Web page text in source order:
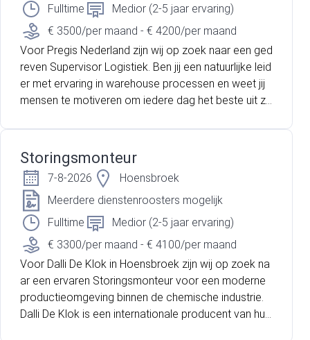
terecht in een betrokken team waar samenwerking
en verbetering hand in hand gaan.
Fulltime
Medior (2-5 jaar ervaring)
€ 3500/per maand - € 4200/per maand
Voor Pregis Nederland zijn wij op zoek naar een ged
reven Supervisor Logistiek. Ben jij een natuurlijke leid
er met ervaring in warehouse processen en weet jij
mensen te motiveren om iedere dag het beste uit zi
arehouse Management en krijg je energie van het ve
rbeteren van logistieke processen? Dan zijn wij op z
oek naar jou! Pregis is een internationale marktleider
op het gebied van beschermende verpakkingsoplos
singen. Binnen de moderne warehouseomgeving sta
an veiligheid, kwaliteit, samenwerking en continue ve
rbetering centraal. Als Supervisor Logistiek speel jij e
en belangrijke rol in het dagelijks aansturen van het
warehouse en het realiseren van de operationele do
elstellingen.
Storingsmonteur
7-8-2026
Hoensbroek
Meerdere dienstenroosters mogelijk
Fulltime
Medior (2-5 jaar ervaring)
€ 3300/per maand - € 4100/per maand
Voor Dalli De Klok in Hoensbroek zijn wij op zoek na
ar een ervaren Storingsmonteur voor een moderne
productieomgeving binnen de chemische industrie.
Dalli De Klok is een internationale producent van huis